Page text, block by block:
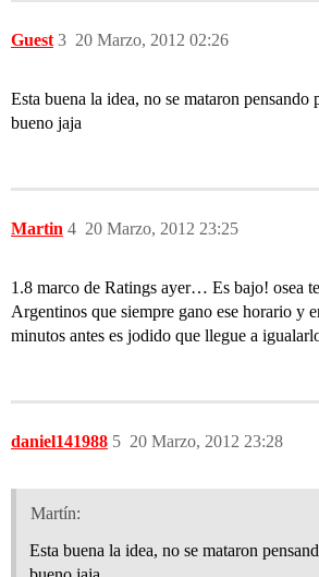
Guest 20 Marzo, 2012 02:26
3
Esta buena la idea, no se mataron
bueno jaja
Martin 20 Marzo, 2012 23:25
4
1.8 marco de Ratings ayer… Es bajo! osea
Argentinos que siempre gano ese horario y
minutos antes es jodido que llegue a
daniel141988 20 Marzo, 2012 23:28
5
Martín:
Esta buena la idea, no se mataron